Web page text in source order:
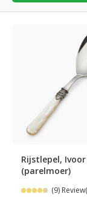
Rijstlepel, Ivoor
(parelmoer)
(9)